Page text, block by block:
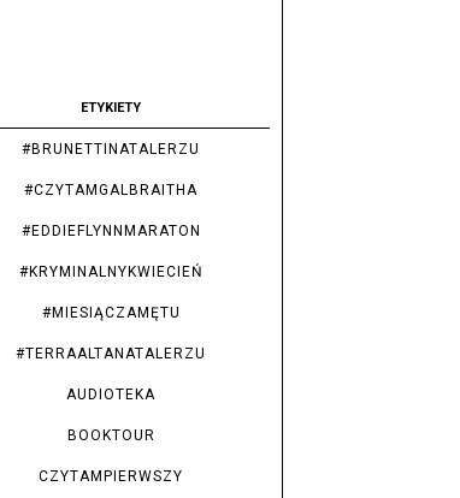
ETYKIETY
#BRUNETTINATALERZU
#CZYTAMGALBRAITHA
#EDDIEFLYNNMARATON
#KRYMINALNYKWIECIEŃ
#MIESIĄCZAMĘTU
#TERRAALTANATALERZU
AUDIOTEKA
BOOKTOUR
CZYTAMPIERWSZY